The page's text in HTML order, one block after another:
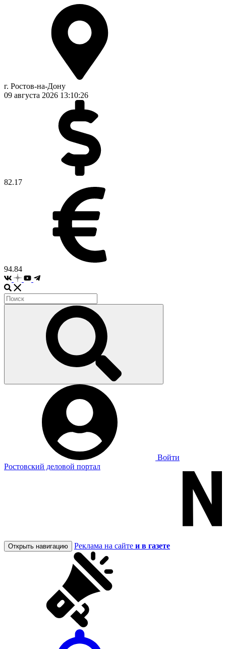
г. Ростов-на-Дону
09 августа 2026 13:10:26
82.17
94.84
Войти
Ростовский деловой портал
Открыть навигацию Реклама на сайте и в газете